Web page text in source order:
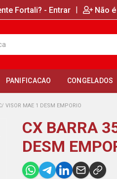
Fortali? - Entrar | Não
PANIFICACAO CONGELADOS
VISOR MAE 1 DESM EMPORIO
CX BARRA
DESM